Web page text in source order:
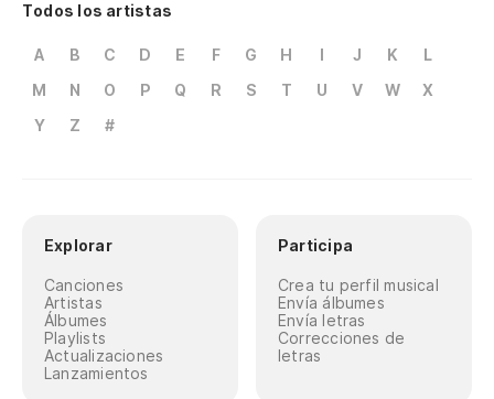
Todos los artistas
A B C D E F G H I J K
L
M
N O P Q R S T U V W
X
Y
Z #
Explorar
Canciones
Artistas
Álbumes
Playlists
Actualizaciones
Lanzamientos
Participa
Crea tu perfil musical
Envía álbumes
Envía letras
Correcciones de
letras